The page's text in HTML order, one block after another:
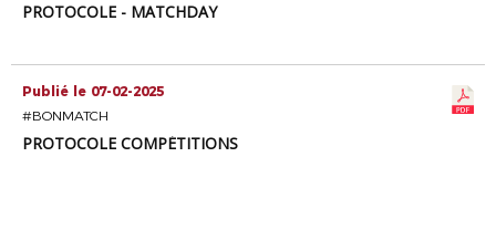
PROTOCOLE - MATCHDAY
Publié le 07-02-2025
#BONMATCH
PROTOCOLE COMPÉTITIONS